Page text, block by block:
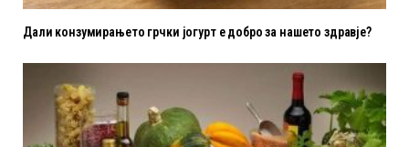
Дали конзумирањето грчки јогурт е добро за нашето здравје?